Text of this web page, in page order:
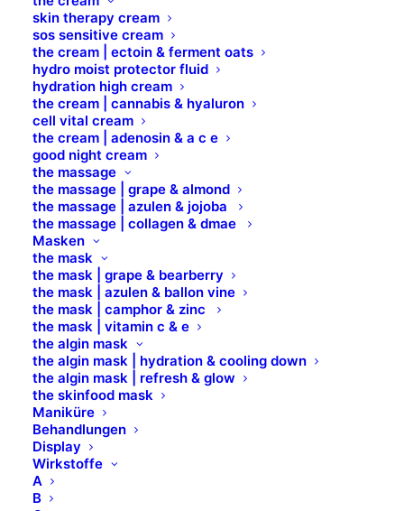
skin therapy cream
sos sensitive cream
the cream | ectoin & ferment oats
hydro moist protector fluid
hydration high cream
the cream | cannabis & hyaluron
cell vital cream
the cream | adenosin & a c e
good night cream
the massage
the massage | grape & almond
the massage | azulen & jojoba
the massage | collagen & dmae
Masken
the mask
the mask | grape & bearberry
the mask | azulen & ballon vine
the mask | camphor & zinc
the mask | vitamin c & e
the algin mask
the algin mask | hydration & cooling down
the algin mask | refresh & glow
the skinfood mask
Maniküre
Behandlungen
Display
Wirkstoffe
A
B
BESCHREIBUNG
FÜR WEN GEEIGNET?
ANWENDUNG
INHALTSSTOFFE
WICHTIGE INFORMATIONEN
AUFBEWAHRUNGSHINWEISE
BILDER UND KONTAKTE